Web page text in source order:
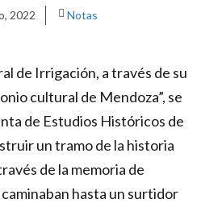
2022 Notas
de Irrigación, a través de su
cultural de Mendoza”, se
de Estudios Históricos de
un tramo de la historia
de la memoria de
hasta un surtidor